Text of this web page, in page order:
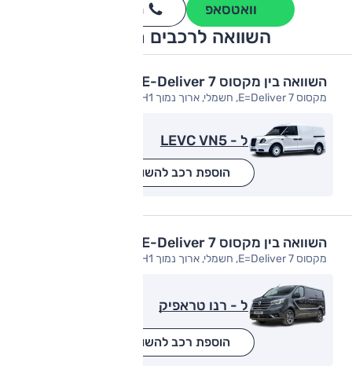
וואטסאפ חייגו
השוואה לרכבים מתחרים
השוואה בין מקסוס E-Deliver 7
מקסוס E=Deliver 7, חשמלי, ארוך נמוך L2H1 (יבוא אוטו חן)
ל - LEVC VN5
הוספת רכב להשוואה
השוואה בין מקסוס E-Deliver 7
מקסוס E=Deliver 7, חשמלי, ארוך נמוך L2H1 (יבוא אוטו חן)
ל - רנו טראפיק
הוספת רכב להשוואה